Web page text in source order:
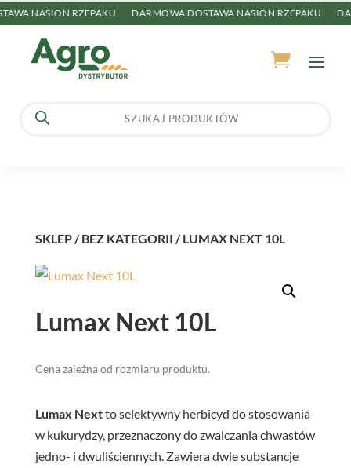
NASION RZEPAKU DARMOWA DOSTAWA NASION RZEPAKU
Wyszukiwarka
produktów
SKLEP/BEZ KATEGORII / LUMAX NEXT 10L
Lumax Next 10L
Cena zależna od rozmiaru produktu.
Lumax Nextto selektywny herbicyd do stosowania
w kukurydzy, przeznaczony do zwalczania chwastów
jedno- i dwuliściennych. Zawiera dwie substancje